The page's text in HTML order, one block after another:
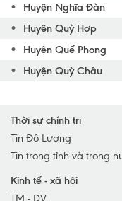
Huyện Nghĩa Đàn
Huyện Quỳ Hợp
Huyện Quế Phong
Huyện Quỳ Châu
Huyện Quỳnh Lưu
Huyện Yên Thành
Huyện Anh Sơn
Huyện Diễn Châu
Thời sự chính trị
Tin Đô Lương
Tin trong tỉnh và trong
Kinh tế - xã hội